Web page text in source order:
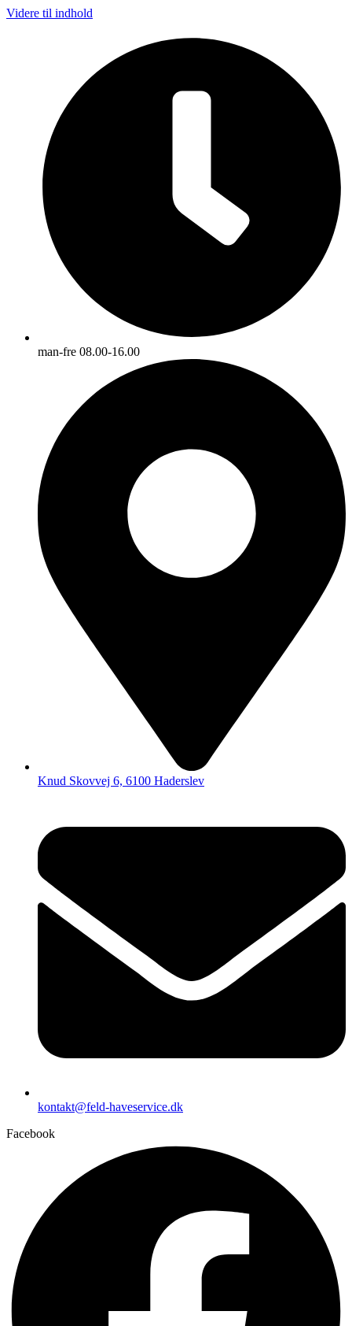
Videre til indhold
man-fre 08.00-16.00
Knud Skovvej 6, 6100 Haderslev
kontakt@feld-haveservice.dk
Facebook